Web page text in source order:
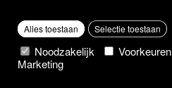
Alles toestaan Selectie toestaan
Noodzakelijk Voorkeuren
Marketing